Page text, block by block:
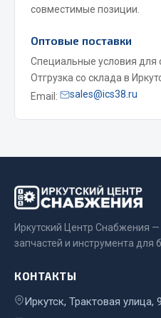
Двигатель
Мост задний
Система питания
Система выпуска газа
Показать
Весь раздел
совместимые позиции.
Оптовые поставки
Специальные условия для
Отгрузка со склада в
Email:
sales@ics38.ru
Иркутский Центр Снабжения
запчастей и инструмента для
КОНТАКТЫ
Иркутск, Трактовая улица, 9